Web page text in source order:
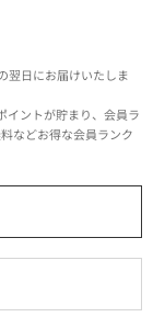
翌日にお届けいたしま
イントが貯まり、会員ラ
などお得な会員ランク